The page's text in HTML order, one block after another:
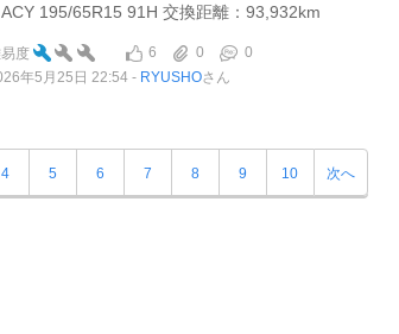
195/65R15 91H 交換距離：93,932km
度 6 0
0
年5月25日 22:54
RYUSHOさん
4 5 6 7 8 9 10 次へ